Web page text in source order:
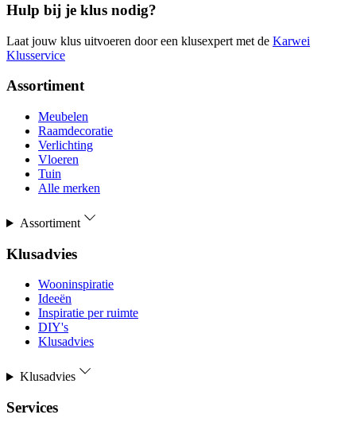
Hulp bij je klus nodig?
Laat jouw klus uitvoeren door een klusexpert met de Karwei
Klusservice
Assortiment
Meubelen
Raamdecoratie
Verlichting
Vloeren
Tuin
Alle merken
Assortiment
Klusadvies
Wooninspiratie
Ideeën
Inspiratie per ruimte
DIY's
Klusadvies
Klusadvies
Services